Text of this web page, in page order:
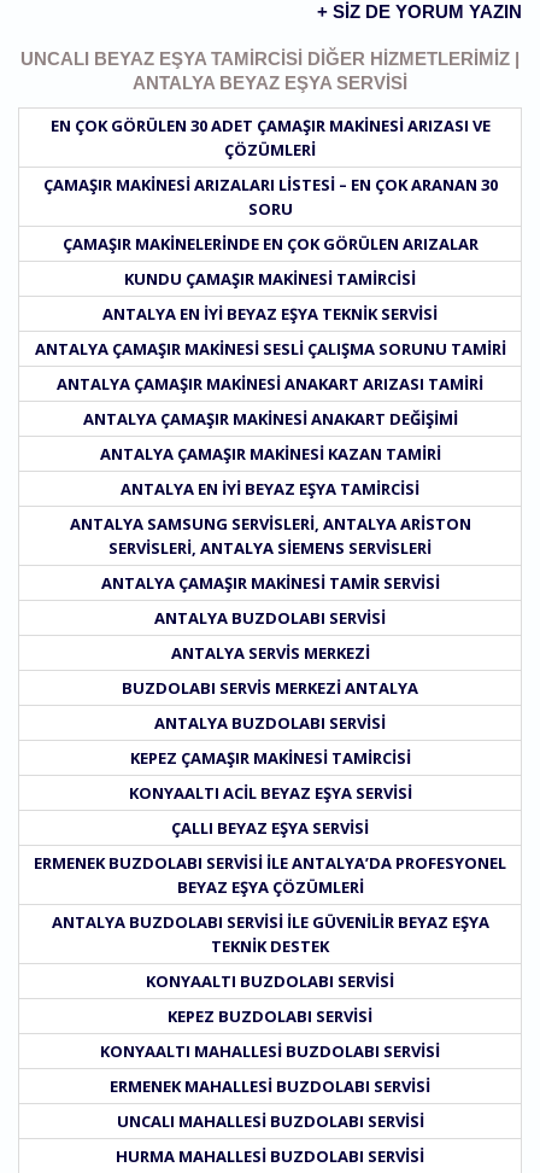
+ SIZ DE YORUM YAZIN
UNCALI BEYAZ EŞYA TAMIRCISI DIĞER HIZMETLERIMIZ |
ANTALYA BEYAZ EŞYA SERVISI
EN ÇOK GÖRÜLEN 30 ADET ÇAMAŞIR MAKINESI ARIZASI VE
ÇÖZÜMLERI
ÇAMAŞIR MAKINESI ARIZALARI LISTESI – EN ÇOK ARANAN 30
SORU
ÇAMAŞIR MAKINELERINDE EN ÇOK GÖRÜLEN ARIZALAR
KUNDU ÇAMAŞIR MAKINESI TAMIRCISI
ANTALYA EN IYI BEYAZ EŞYA TEKNIK SERVISI
ANTALYA ÇAMAŞIR MAKINESI SESLI ÇALIŞMA SORUNU TAMIRI
ANTALYA ÇAMAŞIR MAKINESI ANAKART ARIZASI TAMIRI
ANTALYA ÇAMAŞIR MAKINESI ANAKART DEĞIŞIMI
ANTALYA ÇAMAŞIR MAKINESI KAZAN TAMIRI
ANTALYA EN IYI BEYAZ EŞYA TAMIRCISI
ANTALYA SAMSUNG SERVISLERI, ANTALYA ARISTON
SERVISLERI, ANTALYA SIEMENS SERVISLERI
ANTALYA ÇAMAŞIR MAKINESI TAMIR SERVISI
ANTALYA BUZDOLABI SERVISI
ANTALYA SERVIS MERKEZI
BUZDOLABI SERVIS MERKEZI ANTALYA
ANTALYA BUZDOLABI SERVISI
KEPEZ ÇAMAŞIR MAKINESI TAMIRCISI
KONYAALTI ACIL BEYAZ EŞYA SERVISI
ÇALLI BEYAZ EŞYA SERVISI
ERMENEK BUZDOLABI SERVISI ILE ANTALYA’DA PROFESYONEL
BEYAZ EŞYA ÇÖZÜMLERI
ANTALYA BUZDOLABI SERVISI ILE GÜVENILIR BEYAZ EŞYA
TEKNIK DESTEK
KONYAALTI BUZDOLABI SERVISI
KEPEZ BUZDOLABI SERVISI
KONYAALTI MAHALLESI BUZDOLABI SERVISI
ERMENEK MAHALLESI BUZDOLABI SERVISI
UNCALI MAHALLESI BUZDOLABI SERVISI
HURMA MAHALLESI BUZDOLABI SERVISI